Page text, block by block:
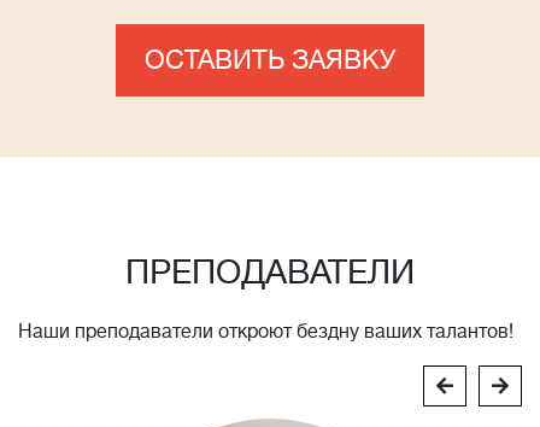
ОСТАВИТЬ ЗАЯВКУ
ПРЕПОДАВАТЕЛИ
Наши преподаватели откроют бездну ваших талантов!